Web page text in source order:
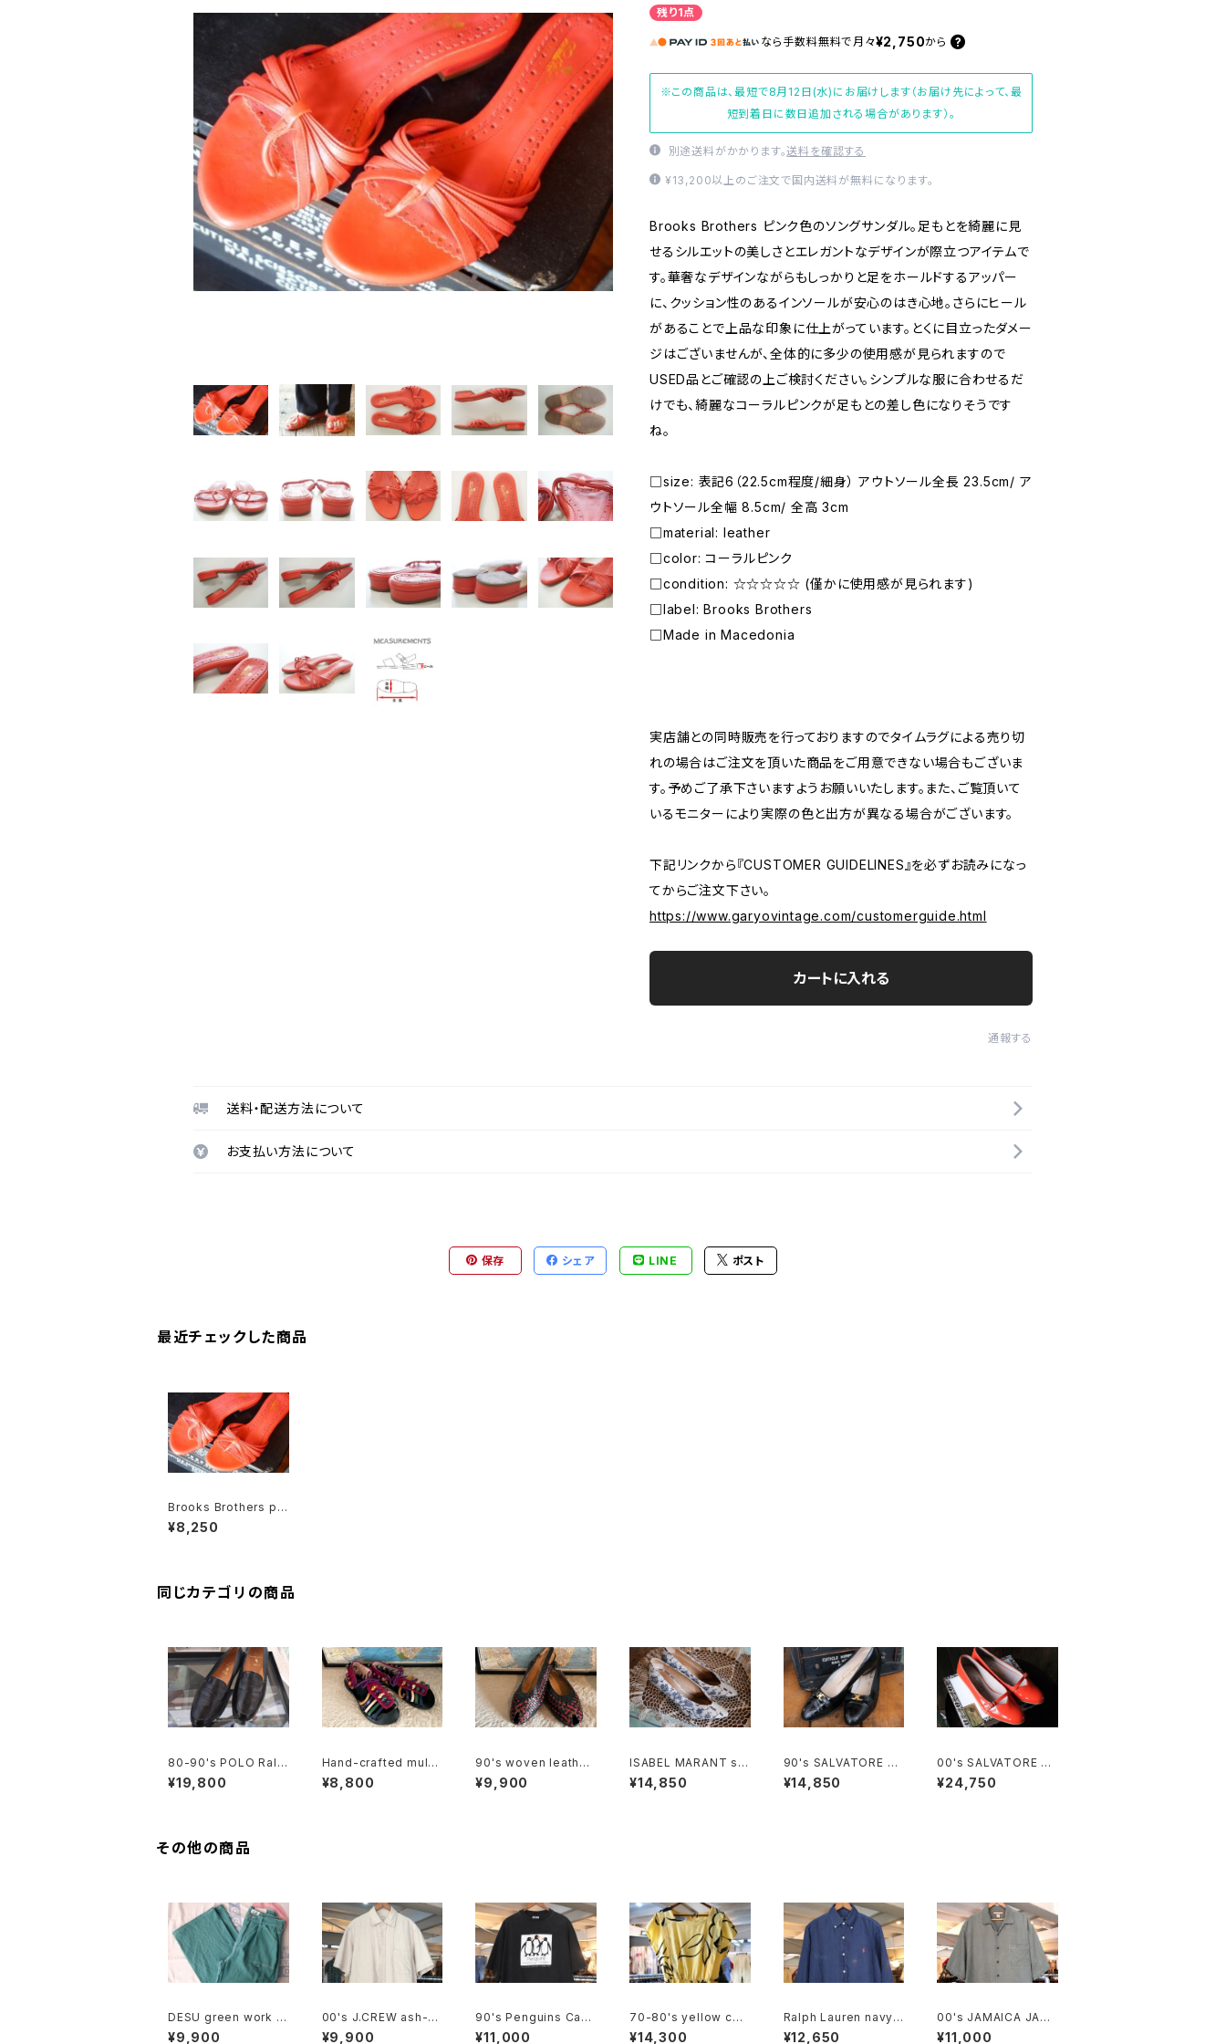
残り1点
なら 手数料無料で 月々¥2,750から
※この商品は、最短で8月12日(水)にお届けします（お届け先によって、最
短到着日に数日追加される場合があります）。
別途送料がかかります。送料を確認する
¥13,200以上のご注文で国内送料が無料になります。
Brooks Brothers ピンク色のソングサンダル。足もとを綺麗に見
せるシルエットの美しさとエレガントなデザインが際立つアイテムで
す。華奢なデザインながらもしっかりと足をホールドするアッパー
に、クッション性のあるインソールが安心のはき心地。さらにヒール
があることで上品な印象に仕上がっています。とくに目立ったダメー
ジはございませんが、全体的に多少の使用感が見られますので
USED品とご確認の上ご検討ください。シンプルな服に合わせるだ
けでも、綺麗なコーラルピンクが足もとの差し色になりそうです
ね。
□size: 表記6（22.5cm程度/細身） アウトソール全長 23.5cm/ ア
ウトソール全幅 8.5cm/ 全高 3cm
□material: leather
□color: コーラルピンク
□condition: ☆☆☆☆☆ (僅かに使用感が見られます)
□label: Brooks Brothers
□Made in Macedonia
実店舗との同時販売を行っておりますのでタイムラグによる売り切
れの場合はご注文を頂いた商品をご用意できない場合もございま
す。予めご了承下さいますようお願いいたします。また、ご覧頂いて
いるモニターにより実際の色と出方が異なる場合がございます。
下記リンクから『CUSTOMER GUIDELINES』を必ずお読みになっ
てからご注文下さい。
https://www.garyovintage.com/customerguide.html
カートに入れる
通報する
送料・配送方法について
お支払い方法について
保存 シェア LINE ポスト
最近チェックした商品
Brooks Brothers pin
k thong Sandals
¥8,250
同じカテゴリの商品
80-90's POLO Ralp
h Lauren penny Loa
fers made in Italy
¥19,800
Hand-crafted multi
colored leather San
dals
¥8,800
90's woven leather
peep toe Slingback
s
¥9,900
ISABEL MARANT sn
akeskin heeled Pu
mps
¥14,850
90's SALVATORE FE
RRAGAMO black en
amel buckle Pumps
¥14,850
00's SALVATORE FE
RRAGAMO "Audrey"
orange enamel flat
¥24,750
その他の商品
DESU green work st
yle wide leg Pants
¥9,900
00's J.CREW ash-b
eige linen Shirt
¥9,900
90's Penguins Cafe
teria print cotton Te
¥11,000
70-80's yellow cott
on french sleeve bl
¥14,300
Ralph Lauren navy li
nen B.D. Shirt
¥12,650
00's JAMAICA JAXX
navy-green jacquar
¥11,000